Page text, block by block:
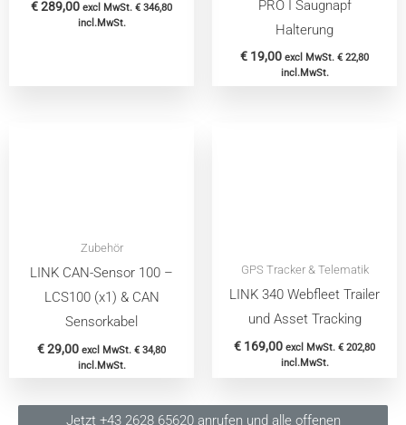
€289,00 excl MwSt. € 346,80
incl.MwSt.
PRO I Saugnapf
Halterung
€ 19,00 excl MwSt. € 22,80
incl.MwSt.
Zubehör
LINK CAN-Sensor 100 –
LCS100 (x1) & CAN
Sensorkabel
€29,00 excl MwSt. € 34,80
incl.MwSt.
GPS Tracker & Telematik
LINK 340 Webfleet Trailer
und Asset Tracking
€ 169,00 excl MwSt. € 202,80
incl.MwSt.
Jetzt +43 2628 65620 anrufen und alle offenen